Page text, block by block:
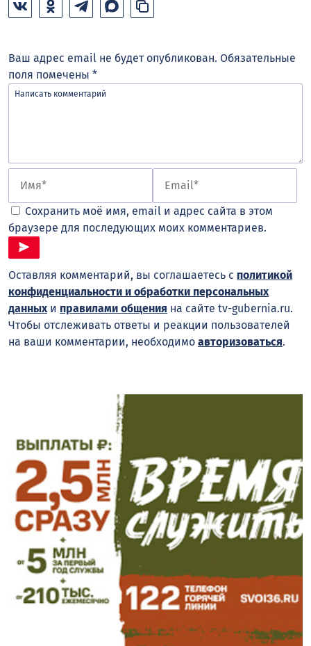
Ваш адрес email не будет опубликован. Обязательные
поля помечены *
Сохранить моё имя, email и адрес сайта в этом
браузере для последующих моих комментариев.
Оставляя комментарий, вы соглашаетесь с политикой
конфиденциальности и обработки персональных
данныхи правилами общения на сайте tv-gubernia.ru.
Чтобы отслеживать ответы и реакции пользователей
на ваши комментарии, необходимо авторизоваться.